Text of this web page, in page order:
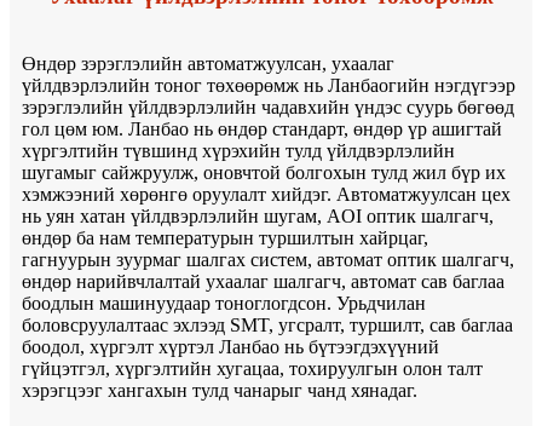
Өндөр зэрэглэлийн автоматжуулсан, ухаалаг
үйлдвэрлэлийн тоног төхөөрөмж нь Ланбаогийн нэгдүгээр
зэрэглэлийн үйлдвэрлэлийн чадавхийн үндэс суурь бөгөөд
гол цөм юм. Ланбао нь өндөр стандарт, өндөр үр ашигтай
хүргэлтийн түвшинд хүрэхийн тулд үйлдвэрлэлийн
шугамыг сайжруулж, оновчтой болгохын тулд жил бүр их
хэмжээний хөрөнгө оруулалт хийдэг. Автоматжуулсан цех
нь уян хатан үйлдвэрлэлийн шугам, AOI оптик шалгагч,
өндөр ба нам температурын туршилтын хайрцаг,
гагнуурын зуурмаг шалгах систем, автомат оптик шалгагч,
өндөр нарийвчлалтай ухаалаг шалгагч, автомат сав баглаа
боодлын машинуудаар тоноглогдсон. Урьдчилан
боловсруулалтаас эхлээд SMT, угсралт, туршилт, сав баглаа
боодол, хүргэлт хүртэл Ланбао нь бүтээгдэхүүний
гүйцэтгэл, хүргэлтийн хугацаа, тохируулгын олон талт
хэрэгцээг хангахын тулд чанарыг чанд хянадаг.